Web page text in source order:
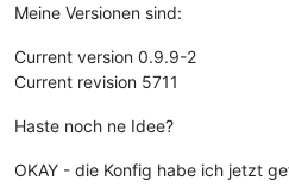
Meine Versionen sind:
Current version 0.9.9-2
Current revision 5711
Haste noch ne Idee?
OKAY - die Konfig habe ich jetzt